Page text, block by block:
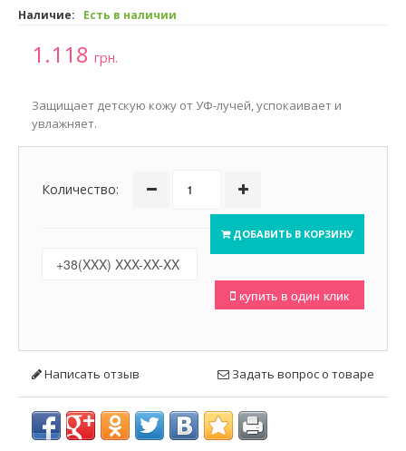
Наличие: Есть в наличии
1.118 грн.
Защищает детскую кожу от УФ-лучей, успокаивает и
увлажняет.
Количество:
ДОБАВИТЬ В КОРЗИНУ
купить в один клик
Написать отзыв Задать вопрос о товаре